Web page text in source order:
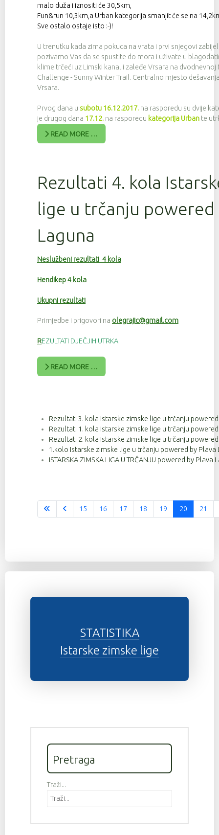
malo duža i iznositi će 30,5km,
Fun&run 10,3km,a Urban kategorija smanjit će se na
Sve ostalo ostaje isto :-)!
U trenutku kada zima pokuca na vrata i prvi snjegovi
pozivamo Vas da se spustite do mora i uživate u
klime trčeći uz Limski kanal i zaleđe Vrsara na
Challenge - Sunny Winter Trail. Centralno mjesto
Vrsara.
Prvog dana u subotu 16.12.2017. na rasporedu su dvije
je drugog dana 17.12. na rasporedu kategorija Urban te
READ MORE …
Rezultati 4. kola
lige u trčanju powered
Laguna
Neslužbeni rezultati 4 kola
Hendikep 4 kola
Ukupni rezultati
Primjedbe i prigovori na olegrajic@gmail.com
REZULTATI DJEČJIH UTRKA
READ MORE …
Rezultati 3. kola Istarske zimske lige u trčanju
Rezultati 1. kola Istarske zimske lige u trčanju
Rezultati 2. kola Istarske zimske lige u trčanju
1.kolo Istarske zimske lige u trčanju powered by Plava
ISTARSKA ZIMSKA LIGA U TRČANJU powered by
15 16 17 18 19 20 21
STATISTIKA
Istarske zimske lige
Pretraga
Traži...